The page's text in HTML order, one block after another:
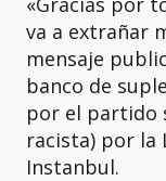
va a extrañar
mensaje
banco de
por el partido
racista) por la
Instanbul.